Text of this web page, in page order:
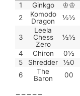
1
Ginkgo ♔♔
2
Komodo
Dragon
½½
3
Leela
Chess
Zero
½½
4
Chiron 0½
5
Shredder ½0
6
The
Baron
00